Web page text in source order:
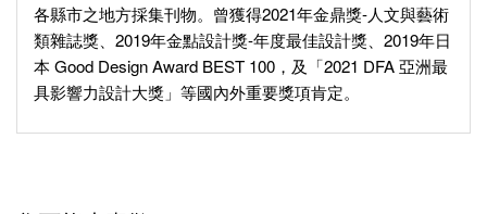
各縣市之地方採集刊物。曾獲得2021年金鼎獎-人文與藝術
類雜誌獎、2019年金點設計獎-年度最佳設計獎、2019年日
本 Good Design Award BEST 100，及「2021 DFA 亞洲最
具影響力設計大獎」等國內外重要獎項肯定。